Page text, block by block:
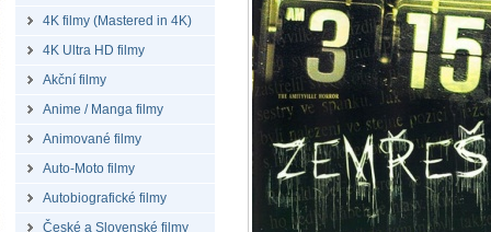
4K filmy (Mastered in 4K)
4K Ultra HD filmy
Akční filmy
Anime / Manga filmy
Animované filmy
Auto-Moto filmy
Autobiografické filmy
České a Slovenské filmy